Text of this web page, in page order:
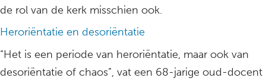
de rol van de kerk misschien ook.
Heroriëntatie en desoriëntatie
“Het is een periode van heroriëntatie, maar ook van
desoriëntatie of chaos”, vat een 68-jarige oud-docent